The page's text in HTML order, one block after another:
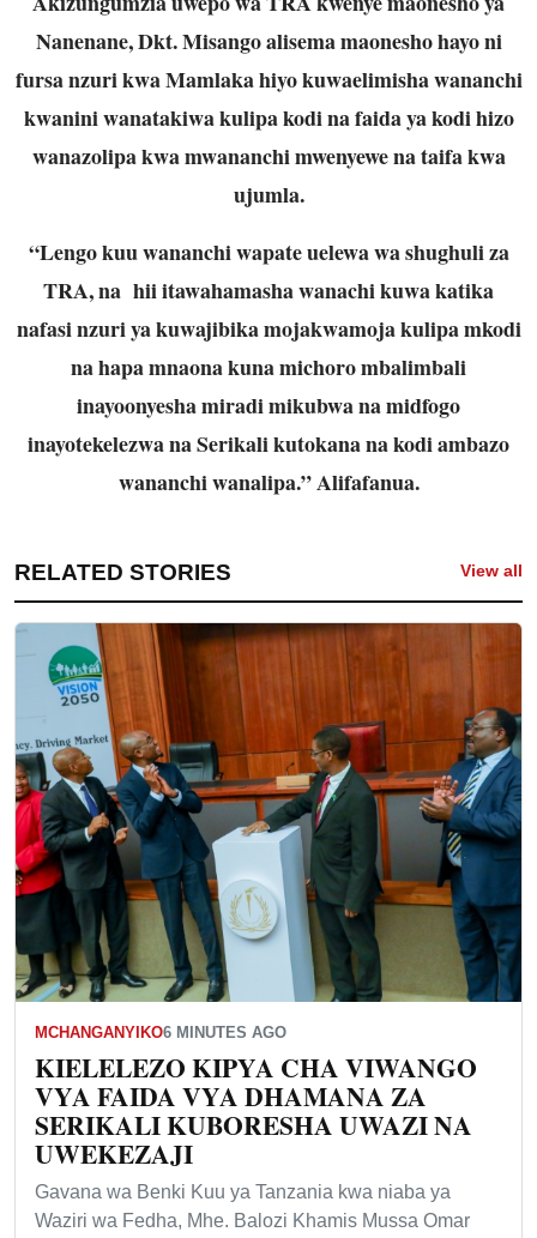
Nanenane, Dkt. Misango alisema maonesho hayo ni
fursa nzuri kwa Mamlaka hiyo kuwaelimisha wananchi
kwanini wanatakiwa kulipa kodi na faida ya kodi hizo
wanazolipa kwa mwananchi mwenyewe na taifa kwa
ujumla.
“Lengo kuu wananchi wapate uelewa wa shughuli za
TRA, na hii itawahamasha wanachi kuwa katika
nafasi nzuri ya kuwajibika mojakwamoja kulipa mkodi
na hapa mnaona kuna michoro mbalimbali
inayoonyesha miradi mikubwa na midfogo
inayotekelezwa na Serikali kutokana na kodi ambazo
wananchi wanalipa.” Alifafanua.
RELATED STORIES View all
MCHANGANYIKO6 MINUTES AGO
KIELELEZO KIPYA CHA VIWANGO
VYA FAIDA VYA DHAMANA ZA
SERIKALI KUBORESHA UWAZI NA
UWEKEZAJI
Gavana wa Benki Kuu ya Tanzania kwa niaba ya
Waziri wa Fedha, Mhe. Balozi Khamis Mussa Omar